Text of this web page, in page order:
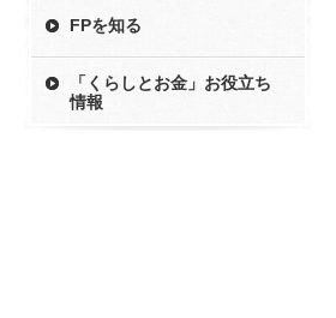
FPを知る
「くらしとお金」お役立ち
情報